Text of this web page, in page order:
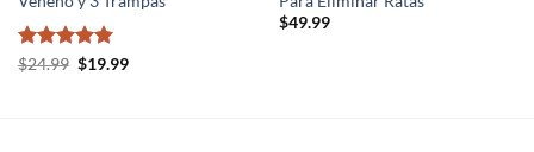
Valorado
$24.99 El
$19.99El
$49.99